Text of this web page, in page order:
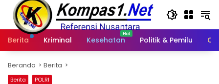
Langsung
konten
Berita
Kriminal Kesehatan Politik & Pemilu
Beranda Berita
Berita POLRI